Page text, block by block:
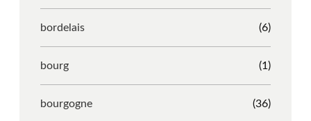
bordelais (6)
bourg (1)
bourgogne (36)